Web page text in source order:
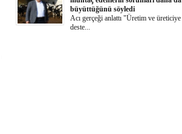
büyüttüğünü söyledi
Acı gerçeği anlattı "Üretim ve üreticiye
deste...